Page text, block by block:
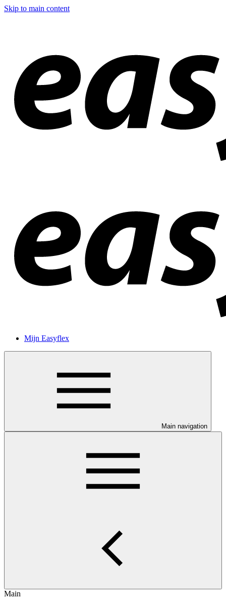
Skip to main content
Mijn Easyflex
Main navigation
Main